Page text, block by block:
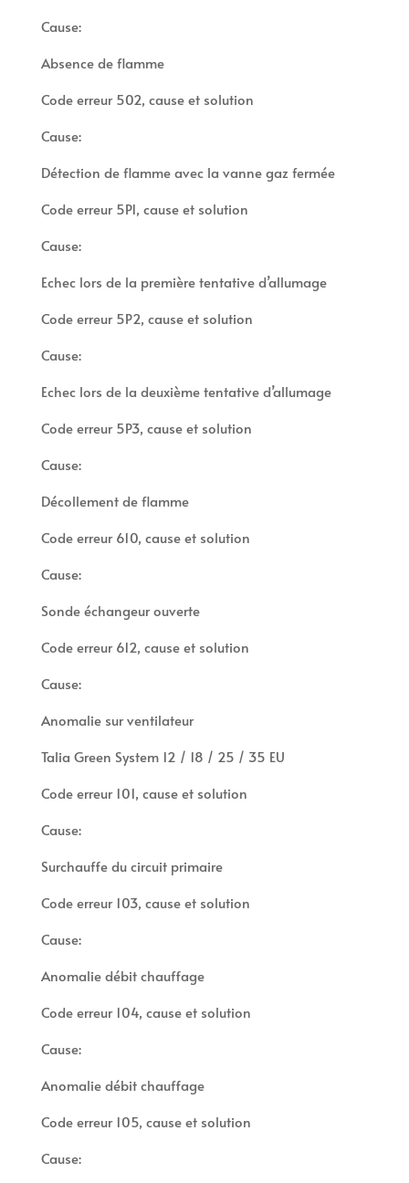
Cause:
Absence de flamme
Code erreur 502, cause et solution
Cause:
Détection de flamme avec la vanne gaz fermée
Code erreur 5P1, cause et solution
Cause:
Echec lors de la première tentative d’allumage
Code erreur 5P2, cause et solution
Cause:
Echec lors de la deuxième tentative d’allumage
Code erreur 5P3, cause et solution
Cause:
Décollement de flamme
Code erreur 610, cause et solution
Cause:
Sonde échangeur ouverte
Code erreur 612, cause et solution
Cause:
Anomalie sur ventilateur
Talia Green System 12 / 18 / 25 / 35 EU
Code erreur 101, cause et solution
Cause:
Surchauffe du circuit primaire
Code erreur 103, cause et solution
Cause:
Anomalie débit chauffage
Code erreur 104, cause et solution
Cause:
Anomalie débit chauffage
Code erreur 105, cause et solution
Cause: